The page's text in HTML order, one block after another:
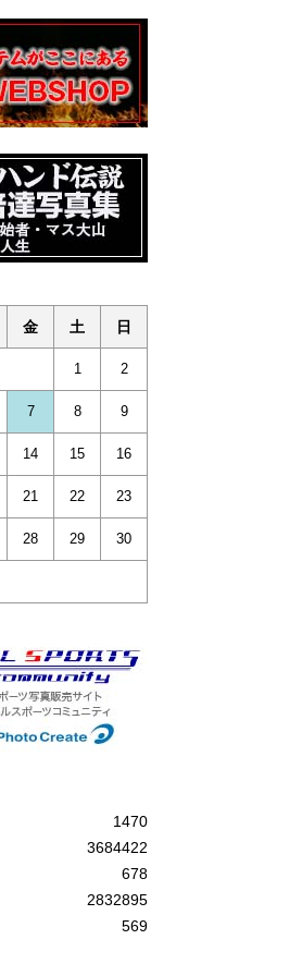
金 土 日
1 2
7 8 9
14 15 16
21 22 23
28 29 30
1470
3684422
678
2832895
569